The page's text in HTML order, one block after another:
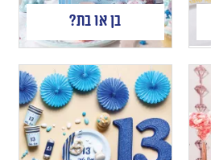
בן או בת?